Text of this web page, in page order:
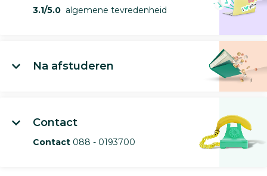
3.1/5.0 algemene tevredenheid
Na afstuderen
Contact
Contact 088 - 0193700